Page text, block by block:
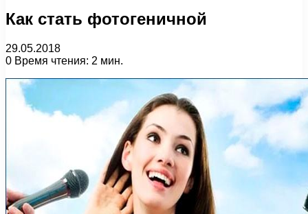
Как стать фотогеничной
29.05.2018
0 Время чтения: 2 мин.